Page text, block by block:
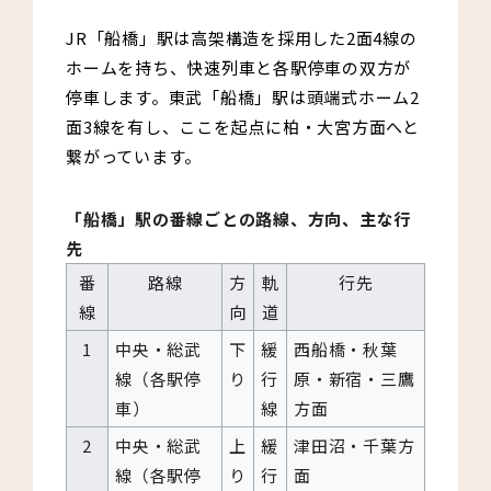
JR「船橋」駅は高架構造を採用した2面4線の
ホームを持ち、快速列車と各駅停車の双方が
停車します。東武「船橋」駅は頭端式ホーム2
面3線を有し、ここを起点に柏・大宮方面へと
繋がっています。
「船橋」駅の番線ごとの路線、方向、主な行
先
番
線
路線
方
向
軌
道
行先
1
中央・総武
線（各駅停
車）
下
り
緩
行
線
西船橋・秋葉
原・新宿・三鷹
方面
2
中央・総武
線（各駅停
上
り
緩
行
津田沼・千葉方
面